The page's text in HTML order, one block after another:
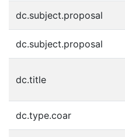
dc.subject.proposal
dc.subject.proposal
dc.title
dc.type.coar